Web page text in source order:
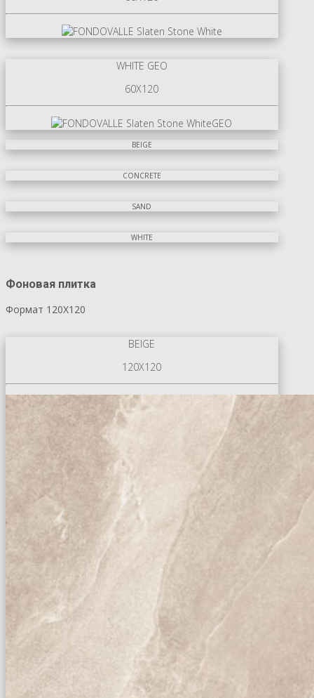
WHITE GEO
60X120
BEIGE
CONCRETE
SAND
WHITE
Фоновая плитка
Формат 120X120
BEIGE
120X120